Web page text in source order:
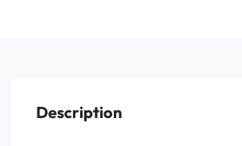
Description